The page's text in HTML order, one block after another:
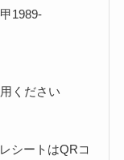
1989-
ください
シートはQRコ